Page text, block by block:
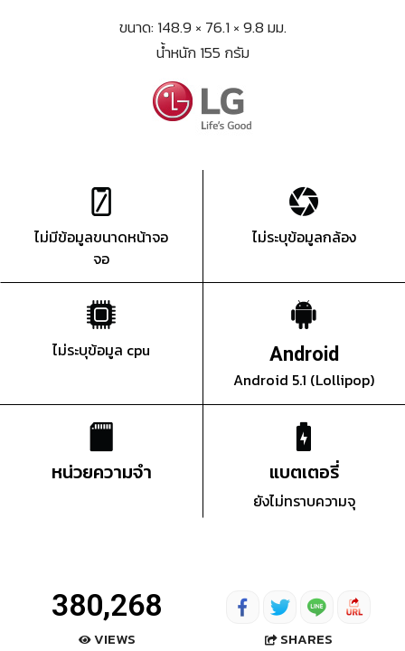
ขนาด: 148.9 × 76.1 × 9.8 มม.
น้ำหนัก 155 กรัม
ไม่มีข้อมูลขนาดหน้าจอ
จอ
ไม่ระบุข้อมูลกล้อง
ไม่ระบุข้อมูล cpu Android
Android 5.1 (Lollipop)
หน่วยความจำ แบตเตอรี่
ยังไม่ทราบความจุ
380,268
VIEWS SHARES